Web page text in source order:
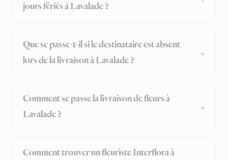
jours fériés à Lavalade ?
Que se passe-t-il si le destinataire est absent
lors de la livraison à Lavalade ?
Comment se passe la livraison de fleurs à
Lavalade ?
Comment trouver un fleuriste Interflora à